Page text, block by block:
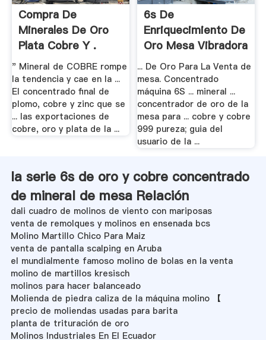
Compra De
Minerales De Oro
Plata Cobre Y .
" Mineral de COBRE rompe
la tendencia y cae en la ...
El concentrado final de
plomo, cobre y zinc que se
... las exportaciones de
cobre, oro y plata de la ...
6s De
Enriquecimiento De
Oro Mesa Vibradora
.
... De Oro Para La Venta de
mesa. Concentrado
máquina 6S ... mineral ...
concentrador de oro de la
mesa para ... cobre y cobre
999 pureza; guia del
usuario de la ...
la serie 6s de oro y cobre concentrado
de mineral de mesa Relación
dali cuadro de molinos de viento con mariposas
venta de remolques y molinos en ensenada bcs
Molino Martillo Chico Para Maiz
venta de pantalla scalping en Aruba
el mundialmente famoso molino de bolas en la venta
molino de martillos kresisch
molinos para hacer balanceado
Molienda de piedra caliza de la máquina molino 【
precio de moliendas usadas para barita
planta de trituración de oro
Molinos Industriales En El Ecuador